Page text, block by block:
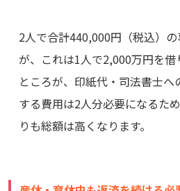
2人で合計440,000円（税込）
が、これは1人で2,000万円を借
ところが、印紙代・司法書士
する費用は2人分必要になるた
りも総額は高くなります。